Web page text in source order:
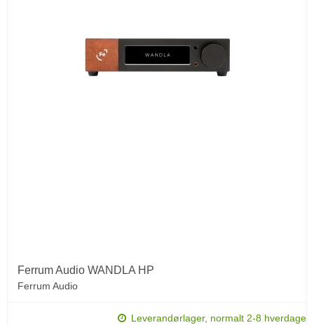
Ferrum Audio WANDLA HP
Ferrum Audio
Leverandørlager, normalt 2-8 hverdage